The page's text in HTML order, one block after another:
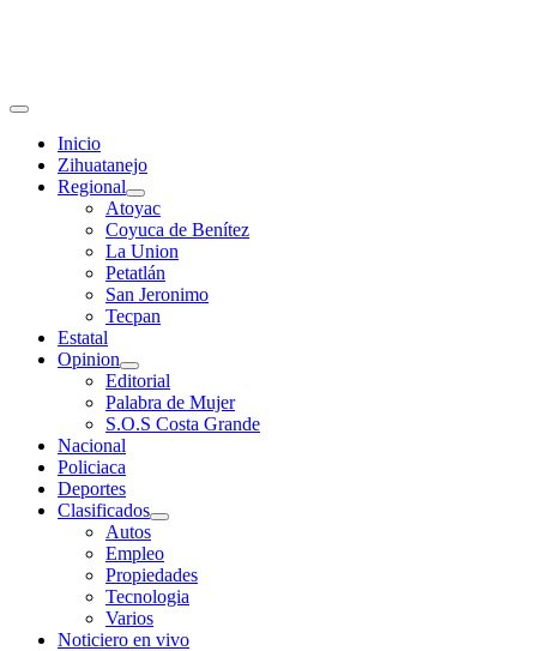
Primary
Inicio
Zihuatanejo
Regional
Atoyac
Coyuca de Benítez
La Union
Petatlán
San Jeronimo
Tecpan
Estatal
Opinion
Editorial
Palabra de Mujer
S.O.S Costa Grande
Nacional
Policiaca
Deportes
Clasificados
Autos
Empleo
Propiedades
Tecnologia
Varios
Noticiero en vivo